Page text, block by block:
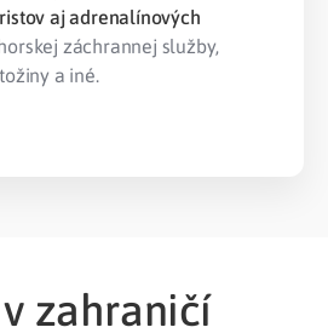
aj adrenalínových
záchrannej služby,
a iné.
zahraničí